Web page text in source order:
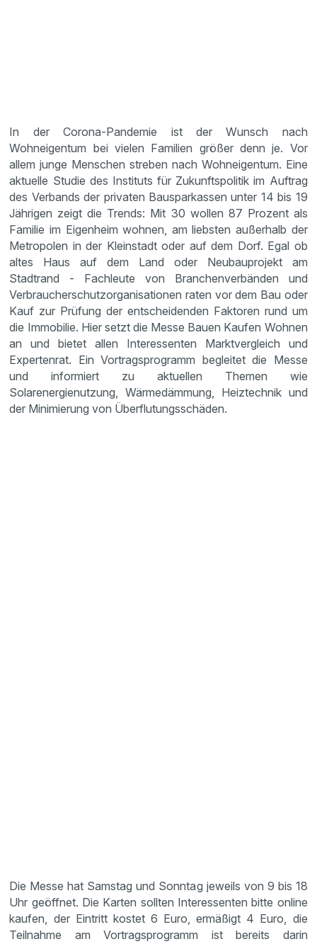
In der Corona-Pandemie ist der Wunsch nach
Wohneigentum bei vielen Familien größer denn je. Vor
allem junge Menschen streben nach Wohneigentum. Eine
aktuelle Studie des Instituts für Zukunftspolitik im Auftrag
des Verbands der privaten Bausparkassen unter 14 bis 19
Jährigen zeigt die Trends: Mit 30 wollen 87 Prozent als
Familie im Eigenheim wohnen, am liebsten außerhalb der
Metropolen in der Kleinstadt oder auf dem Dorf. Egal ob
altes Haus auf dem Land oder Neubauprojekt am
Stadtrand - Fachleute von Branchenverbänden und
Verbraucherschutzorganisationen raten vor dem Bau oder
Kauf zur Prüfung der entscheidenden Faktoren rund um
die Immobilie. Hier setzt die Messe Bauen Kaufen Wohnen
an und bietet allen Interessenten Marktvergleich und
Expertenrat. Ein Vortragsprogramm begleitet die Messe
und informiert zu aktuellen Themen wie
Solarenergienutzung, Wärmedämmung, Heiztechnik und
der Minimierung von Überflutungsschäden.
Die Messe hat Samstag und Sonntag jeweils von 9 bis 18
Uhr geöffnet. Die Karten sollten Interessenten bitte online
kaufen, der Eintritt kostet 6 Euro, ermäßigt 4 Euro, die
Teilnahme am Vortragsprogramm ist bereits darin